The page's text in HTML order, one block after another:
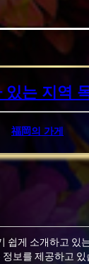
있는 지역
福岡의 가게
쉽게 소개하고 있
보를 제공하고 있